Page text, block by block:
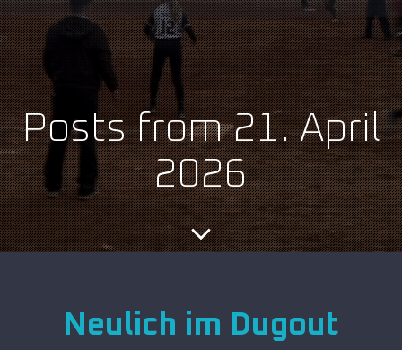
Posts from 21. April
2026
Neulich im Dugout